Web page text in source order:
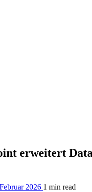
erweitert
2026 1 min read